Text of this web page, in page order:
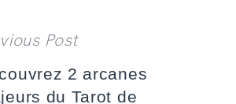
Post
2 arcanes
du Tarot de